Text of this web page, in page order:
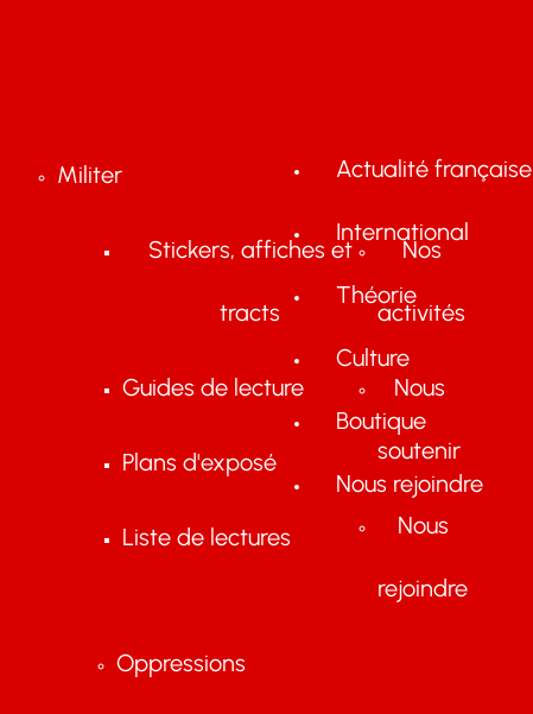
Militer
Stickers, affiches et
tracts
Guides de lecture
Plans d'exposé
Liste de lectures
Nos
activités
Nous
soutenir
Nous
rejoindre
Actualité française
Oppressions
International
Théorie
Culture
Boutique
Nous rejoindre